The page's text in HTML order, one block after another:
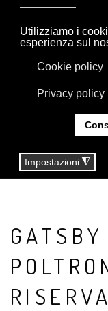
FLEXFORM,
LIMONTA.
OLUCE.